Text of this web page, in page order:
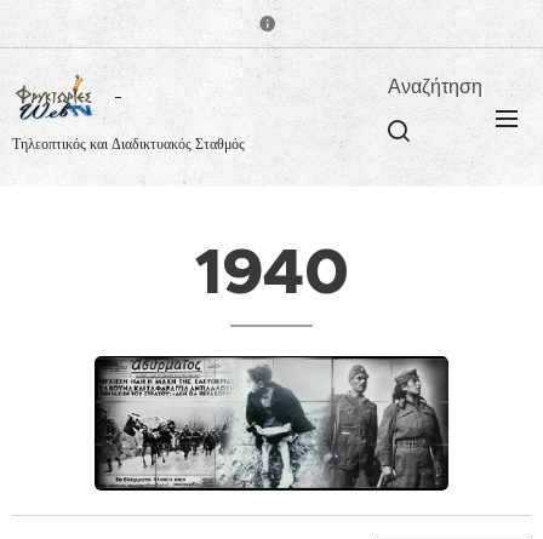
Τηλεοπτικός και Διαδικτυακός Σταθμός
Αναζήτηση
1940